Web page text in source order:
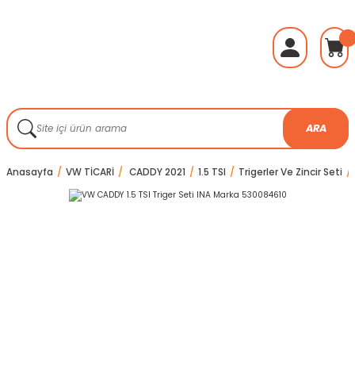
ARA
Anasayfa VW TİCARİ CADDY 2021 1.5 TSI Trigerler Ve Zincir Seti